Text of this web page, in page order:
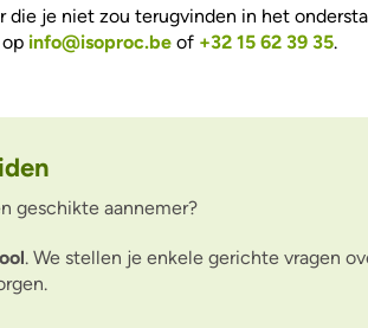
die je niet zou terugvinden in het
info@isoproc.be of +32 15 62 39 35.
geschikte aannemer?
. We stellen je enkele gerichte vragen